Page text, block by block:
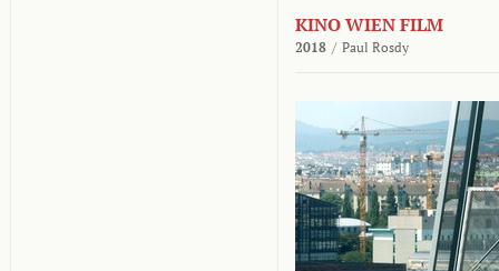
KINO WIEN FILM
2018 / Paul Rosdy